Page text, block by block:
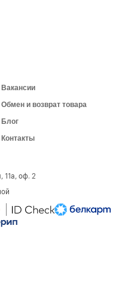
Вакансии
Обмен и возврат товара
Блог
Контакты
11а, оф. 2